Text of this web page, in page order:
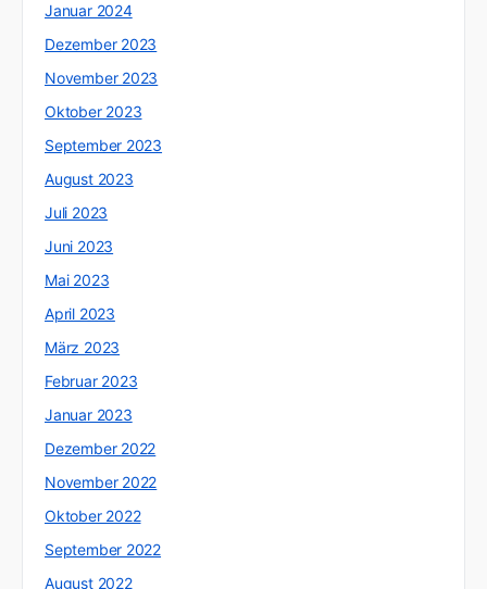
Januar 2024
Dezember 2023
November 2023
Oktober 2023
September 2023
August 2023
Juli 2023
Juni 2023
Mai 2023
April 2023
März 2023
Februar 2023
Januar 2023
Dezember 2022
November 2022
Oktober 2022
September 2022
August 2022